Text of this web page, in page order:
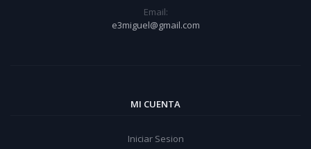
Email:
e3miguel@gmail.com
MI CUENTA
Iniciar Sesion